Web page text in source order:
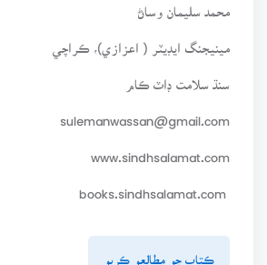
محمد سليمان وساڻ
مينيجنگ ايڊيٽر ( اعزازي)، ڪراچي
سنڌ سلامت ڊاٽ ڪام
sulemanwassan@gmail.com
ڪتاب جو مطالعو ڪريو